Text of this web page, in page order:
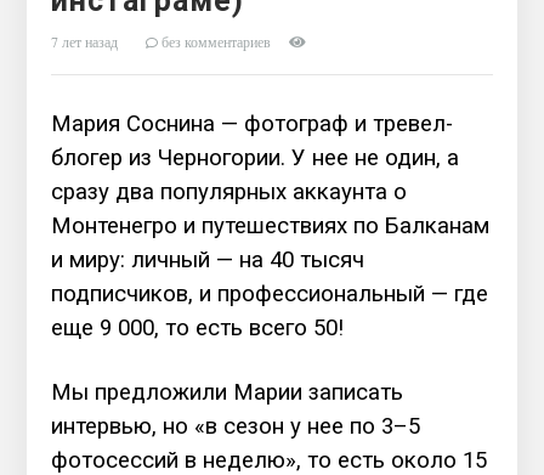
7 лет назад без комментариев
Мария Соснина — фотограф и тревел-
блогер из Черногории. У нее не один, а
сразу два популярных аккаунта о
Монтенегро и путешествиях по Балканам
и миру: личный — на 40 тысяч
подписчиков, и профессиональный — где
еще 9 000, то есть всего 50!
Мы предложили Марии записать
интервью, но «в сезон у нее по 3–5
фотосессий в неделю», то есть около 15